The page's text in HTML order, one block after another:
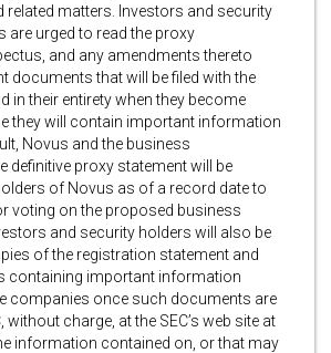
related matters. Investors and security
are urged to read the proxy
and any amendments thereto
documents that will be filed with the
in their entirety when they become
they will contain important information
Novus and the business
definitive proxy statement will be
of Novus as of a record date to
voting on the proposed business
and security holders will also be
of the registration statement and
containing important information
companies once such documents are
without charge, at the SEC’s web site at
information contained on, or that may